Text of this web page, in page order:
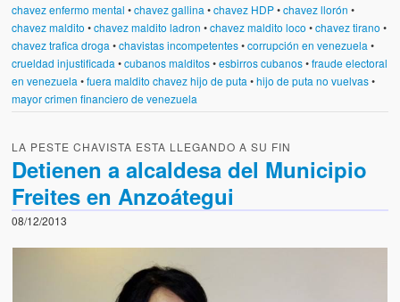
chavez enfermo mental •chavez gallina •chavez HDP•chavez llorón •
chavez maldito •chavez maldito ladron •chavez maldito loco •chavez tirano •
chavez trafica droga •chavistas incompetentes•corrupción en venezuela •
crueldad injustificada •cubanos malditos•esbirros cubanos•fraude electoral
en venezuela •fuera maldito chavez hijo de puta •hijo de puta no vuelvas•
mayor crimen financiero de venezuela
LA PESTE CHAVISTA ESTA LLEGANDO A SU FIN
Detienen a alcaldesa del Municipio
Freites en Anzoátegui
08/12/2013